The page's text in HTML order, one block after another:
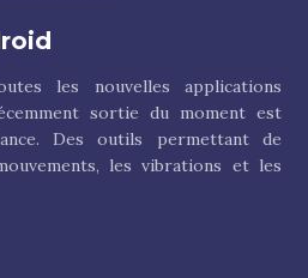
les nouvelles applications
sortie du moment est
Des outils permettant de
les vibrations et les